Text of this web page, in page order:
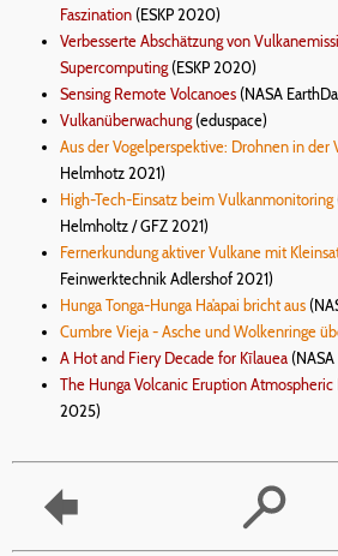
Faszination (ESKP 2020)
Verbesserte Abschätzung von
Supercomputing(ESKP 2020)
Sensing Remote Volcanoes (NASA
Vulkanüberwachung(eduspace)
Aus der Vogelperspektive: Drohnen in der
Helmhotz 2021)
High-Tech-Einsatz beim Vulkanmonitoring
Helmholtz / GFZ 2021)
Fernerkundung aktiver Vulkane mit
Feinwerktechnik Adlershof 2021)
Hunga Tonga-Hunga Ha’apai bricht aus
Cumbre Vieja - Asche und Wolkenringe
A Hot and Fiery Decade for Kīlauea
The Hunga Volcanic Eruption Atmospheric
2025)